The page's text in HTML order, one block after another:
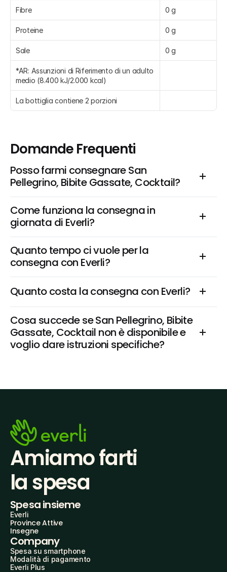
Fibre 0 g
Proteine 0 g
Sale 0 g
*AR: Assunzioni di Riferimento di un adulto
medio (8.400 kJ/2.000 kcal)
La bottiglia contiene 2 porzioni
Domande Frequenti
Posso farmi consegnare San
Pellegrino, Bibite Gassate, Cocktail?
Come funziona la consegna in
giornata di Everli?
Quanto tempo ci vuole per la
consegna con Everli?
Quanto costa la consegna con Everli?
Cosa succede se San Pellegrino, Bibite
Gassate, Cocktail non è disponibile e
voglio dare istruzioni specifiche?
Amiamo farti
la spesa
Spesa insieme
Everli
Province Attive
Insegne
Company
Spesa su smartphone
Modalità di pagamento
Everli Plus